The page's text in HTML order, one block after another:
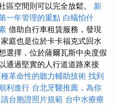
區空間則可以完全放鬆。 新
一年管理的重點 白蟻怕什
借助自行車租賃服務，發現
庭也是位於卡卡福克式回水
選擇，位於薩爾瓦斯中央度假
通過堅實的人行道道路來接
革命性的聽力輔助技術 找到
利進行 台北牙醫推薦，為你
台胞證照片規範 台中水療療